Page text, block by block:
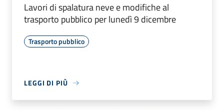
Lavori di spalatura neve e modifiche al
trasporto pubblico per lunedì 9 dicembre
Trasporto pubblico
LEGGI DI PIÙ